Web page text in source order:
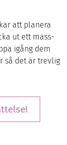
att planera
ut ett mass-
igång dem
så det är trevlig